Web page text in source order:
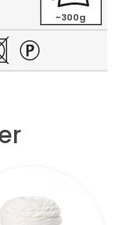
~300g